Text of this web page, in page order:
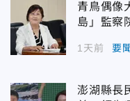
青鳥偶像
島」監察
1天前 要
澎湖縣長